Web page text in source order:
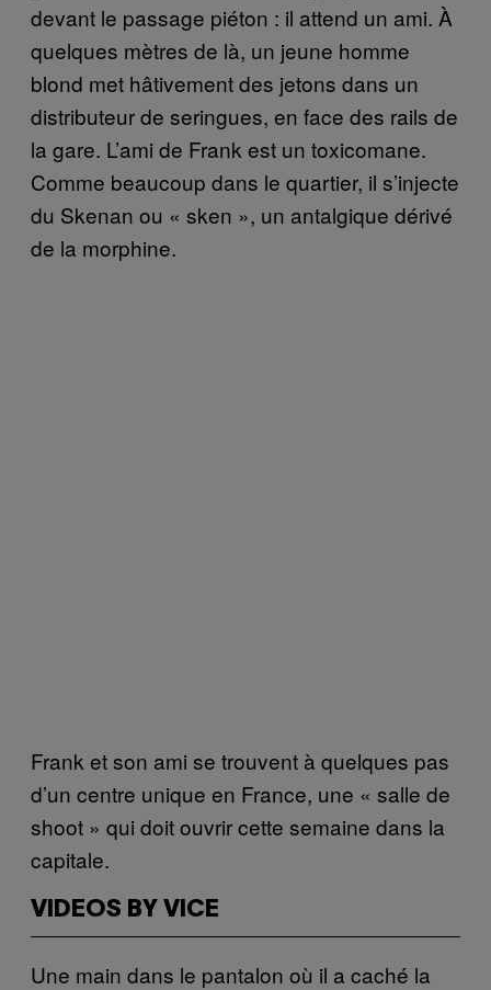
devant le passage piéton : il attend un ami. À
quelques mètres de là, un jeune homme
blond met hâtivement des jetons dans un
distributeur de seringues, en face des rails de
la gare. L’ami de Frank est un toxicomane.
Comme beaucoup dans le quartier, il s’injecte
du Skenan ou « sken », un antalgique dérivé
de la morphine.
Frank et son ami se trouvent à quelques pas
d’un centre unique en France, une « salle de
shoot » qui doit ouvrir cette semaine dans la
capitale.
VIDEOS BY VICE
Une main dans le pantalon où il a caché la